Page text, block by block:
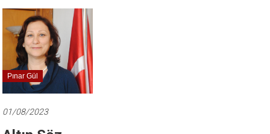
Önce
Türkiye
Cumhuriyeti…
Pınar Gül
01/08/2023